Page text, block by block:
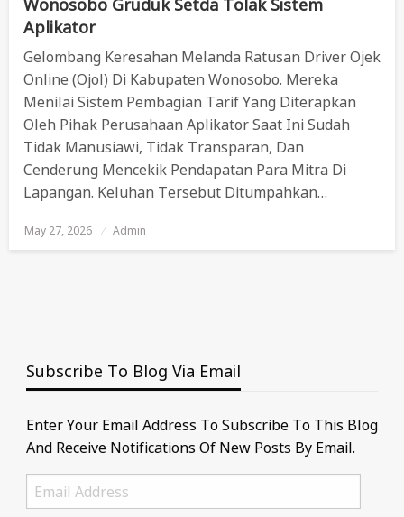
Aplikator
Gelombang Keresahan Melanda Ratusan Driver Ojek
Online (ojol) Di Kabupaten Wonosobo. Mereka
Menilai Sistem Pembagian Tarif Yang Diterapkan
Oleh Pihak Perusahaan Aplikator Saat Ini Sudah
Tidak Manusiawi, Tidak Transparan, Dan
Cenderung Mencekik Pendapatan Para Mitra Di
Lapangan. Keluhan Tersebut Ditumpahkan…
Posted
On
May 27, 2026 Admin
Subscribe To Blog Via Email
Enter Your Email Address To Subscribe To This Blog
And Receive Notifications Of New Posts By Email.
Email
Address